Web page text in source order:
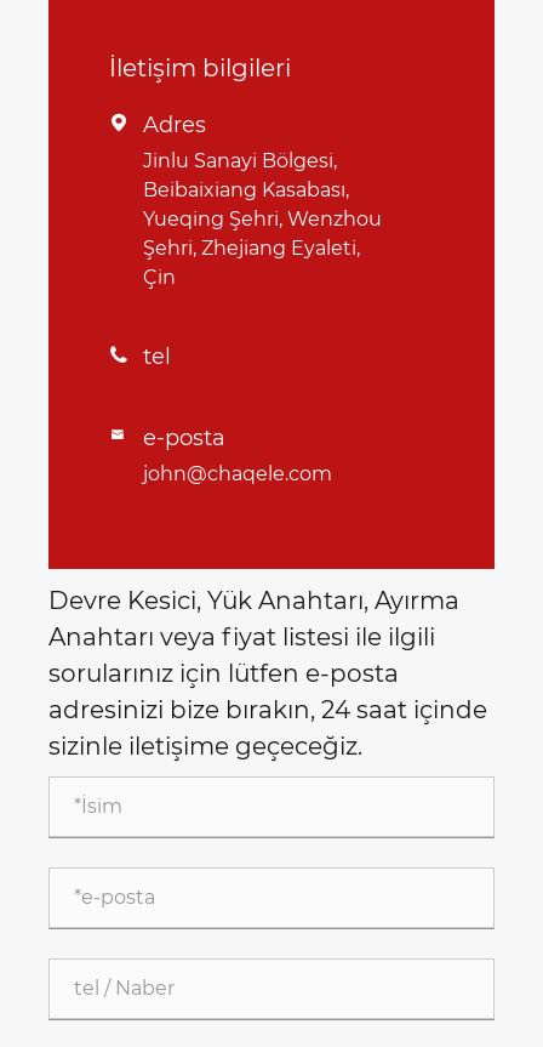
İletişim bilgileri
 Adres
Jinlu Sanayi Bölgesi,
Beibaixiang Kasabası,
Yueqing Şehri, Wenzhou
Şehri, Zhejiang Eyaleti,
Çin
 tel
 e-posta
john@chaqele.com
Devre Kesici, Yük Anahtarı, Ayırma
Anahtarı veya fiyat listesi ile ilgili
sorularınız için lütfen e-posta
adresinizi bize bırakın, 24 saat içinde
sizinle iletişime geçeceğiz.